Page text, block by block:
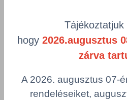
GDPR tájékoztató
Adatkezelési tájékoztató
Alapvető munkaügyi szabályok
Minőségpolitika
Tájékoztatjuk
hogy 2026.augusztus
zárva
A 2026. augusztus 07-
rendeléseiket,